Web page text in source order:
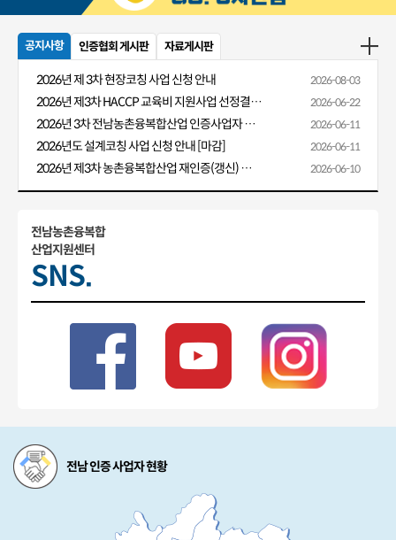
공지사항 인증협회 게시판 자료게시판
2026년 제 3차 현장코칭 사업 신청 안내 2026-08-03
2026년 제3차 HACCP 교육비 지원사업 선정결과 알림 2026-06-22
2026년 3차 전남농촌융복합산업 인증사업자 HACCP 교육비 지원 안내 2026-06-11
2026년도 설계코칭 사업 신청 안내 [마감] 2026-06-11
2026년 제3차 농촌융복합산업 재인증(갱신) 신청 안내 2026-06-10
전남농촌융복합
산업지원센터
SNS.
전남 인증 사업자 현황